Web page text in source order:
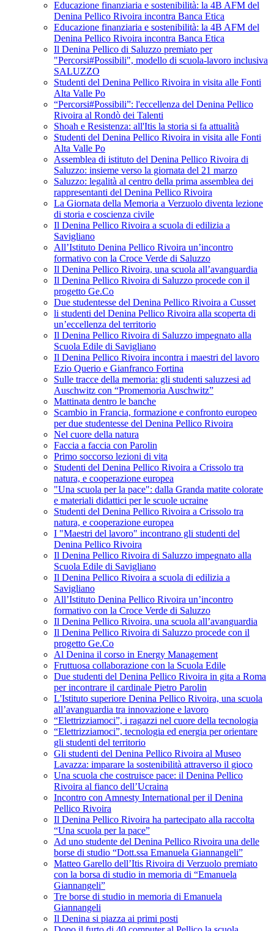
Educazione finanziaria e sostenibilità: la 4B AFM del
Denina Pellico Rivoira incontra Banca Etica
Educazione finanziaria e sostenibilità: la 4B AFM del
Denina Pellico Rivoira incontra Banca Etica
Il Denina Pellico di Saluzzo premiato per
"Percorsi#Possibili", modello di scuola-lavoro inclusiva
SALUZZO
Studenti del Denina Pellico Rivoira in visita alle Fonti
Alta Valle Po
“Percorsi#Possibili”: l'eccellenza del Denina Pellico
Rivoira al Rondò dei Talenti
Shoah e Resistenza: all'Itis la storia si fa attualità
Studenti del Denina Pellico Rivoira in visita alle Fonti
Alta Valle Po
Assemblea di istituto del Denina Pellico Rivoira di
Saluzzo: insieme verso la giornata del 21 marzo
Saluzzo: legalità al centro della prima assemblea dei
rappresentanti del Denina Pellico Rivoira
La Giornata della Memoria a Verzuolo diventa lezione
di storia e coscienza civile
Il Denina Pellico Rivoira a scuola di edilizia a
Savigliano
All’Istituto Denina Pellico Rivoira un’incontro
formativo con la Croce Verde di Saluzzo
Il Denina Pellico Rivoira, una scuola all’avanguardia
Il Denina Pellico Rivoira di Saluzzo procede con il
progetto Ge.Co
Due studentesse del Denina Pellico Rivoira a Cusset
li studenti del Denina Pellico Rivoira alla scoperta di
un’eccellenza del territorio
Il Denina Pellico Rivoira di Saluzzo impegnato alla
Scuola Edile di Savigliano
Il Denina Pellico Rivoira incontra i maestri del lavoro
Ezio Querio e Gianfranco Fortina
Sulle tracce della memoria: gli studenti saluzzesi ad
Auschwitz con “Promemoria Auschwitz”
Mattinata dentro le banche
Scambio in Francia, formazione e confronto europeo
per due studentesse del Denina Pellico Rivoira
Nel cuore della natura
Faccia a faccia con Parolin
Primo soccorso lezioni di vita
Studenti del Denina Pellico Rivoira a Crissolo tra
natura, e cooperazione europea
"Una scuola per la pace": dalla Granda matite colorate
e materiali didattici per le scuole ucraine
Studenti del Denina Pellico Rivoira a Crissolo tra
natura, e cooperazione europea
I "Maestri del lavoro" incontrano gli studenti del
Denina Pellico Rivoira
Il Denina Pellico Rivoira di Saluzzo impegnato alla
Scuola Edile di Savigliano
Il Denina Pellico Rivoira a scuola di edilizia a
Savigliano
All’Istituto Denina Pellico Rivoira un’incontro
formativo con la Croce Verde di Saluzzo
Il Denina Pellico Rivoira, una scuola all’avanguardia
Il Denina Pellico Rivoira di Saluzzo procede con il
progetto Ge.Co
Al Denina il corso in Energy Management
Fruttuosa collaborazione con la Scuola Edile
Due studenti del Denina Pellico Rivoira in gita a Roma
per incontrare il cardinale Pietro Parolin
L'Istituto superiore Denina Pellico Rivoira, una scuola
all’avanguardia tra innovazione e lavoro
“Elettrizziamoci”, i ragazzi nel cuore della tecnologia
“Elettrizziamoci”, tecnologia ed energia per orientare
gli studenti del territorio
Gli studenti del Denina Pellico Rivoira al Museo
Lavazza: imparare la sostenibilità attraverso il gioco
Una scuola che costruisce pace: il Denina Pellico
Rivoira al fianco dell’Ucraina
Incontro con Amnesty International per il Denina
Pellico Rivoira
Il Denina Pellico Rivoira ha partecipato alla raccolta
“Una scuola per la pace”
Ad uno studente del Denina Pellico Rivoira una delle
borse di studio “Dott.ssa Emanuela Giannangeli”
Matteo Garello dell’Itis Rivoira di Verzuolo premiato
con la borsa di studio in memoria di “Emanuela
Giannangeli”
Tre borse di studio in memoria di Emanuela
Giannangeli
Il Denina si piazza ai primi posti